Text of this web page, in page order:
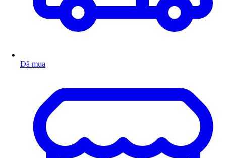
Đã mua